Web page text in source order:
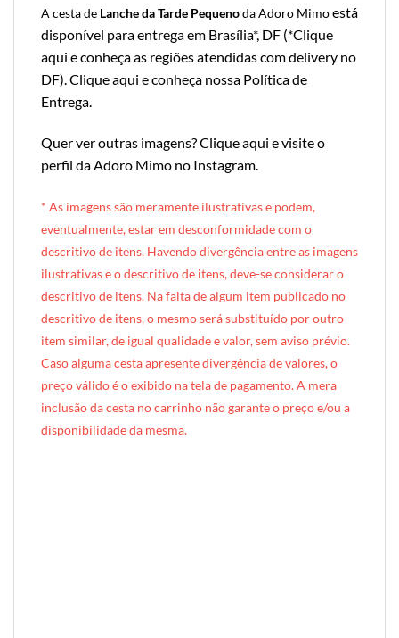
A cesta de Lanche da Tarde Pequenoda Adoro Mimoestá
disponível para entrega em Brasília*, DF (*Clique
aqui e conheça as regiões atendidas com delivery no
DF).Clique aqui e conheça nossa Política de
Entrega.
Quer ver outras imagens?Clique aqui e visite o
perfil da Adoro Mimo no Instagram.
* As imagens são meramente ilustrativas e podem,
eventualmente, estar em desconformidade com o
descritivo de itens. Havendo divergência entre as imagens
ilustrativas e o descritivo de itens, deve-se considerar o
descritivo de itens. Na falta de algum item publicado no
descritivo de itens, o mesmo será substituído por outro
item similar, de igual qualidade e valor, sem aviso prévio.
Caso alguma cesta apresente divergência de valores, o
preço válido é o exibido na tela de pagamento. A mera
inclusão da cesta no carrinho não garante o preço e/ou a
disponibilidade da mesma.